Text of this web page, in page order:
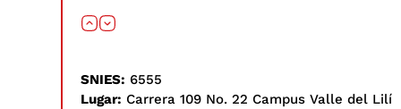
SNIES: 6555
Lugar: Carrera 109 No. 22 Campus Valle del Lilí